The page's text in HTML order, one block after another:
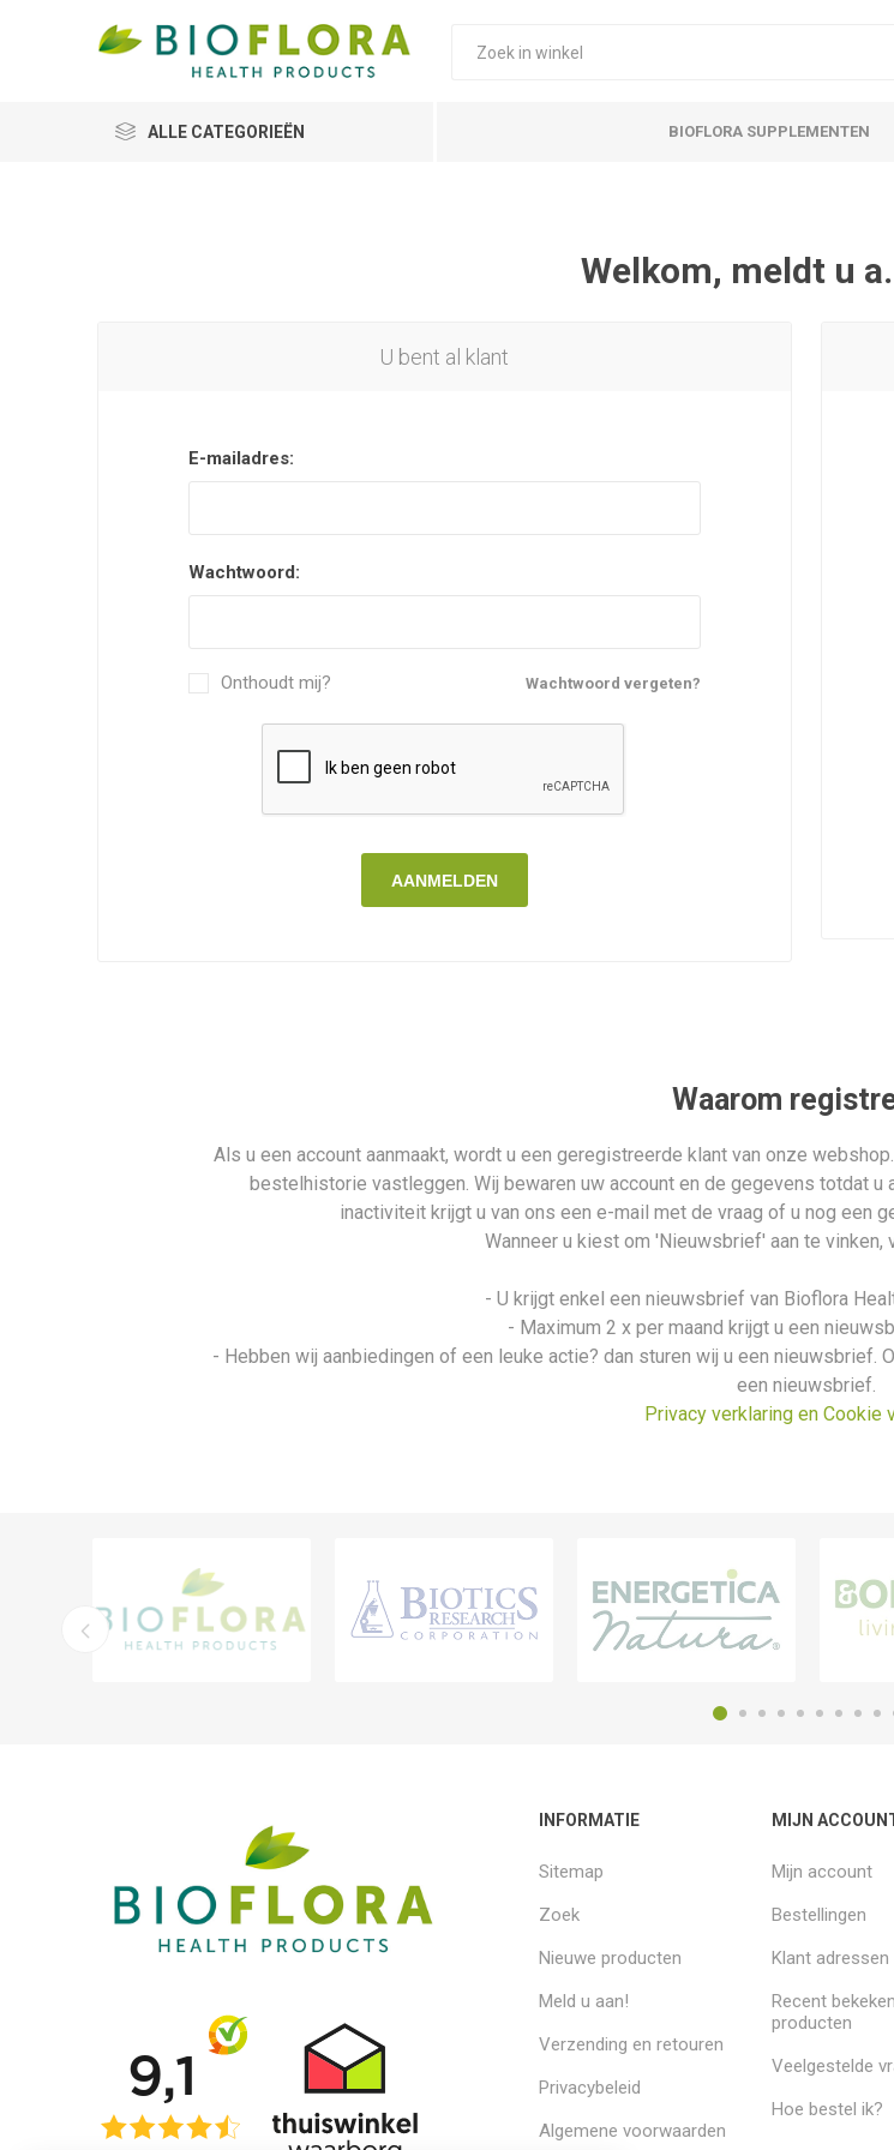
ALLE CATEGORIEËN BIOFLORA SUPPLEMENTEN
Welkom, meldt u
U bent al klant
E-mailadres:
Wachtwoord:
Wachtwoord vergeten?
Onthoudt mij?
AANMELDEN
Waarom
Als u een account aanmaakt, wordt u een geregistreerde klant van onze
bestelhistorie vastleggen. Wij bewaren uw account en de gegevens totdat u
inactiviteit krijgt u van ons een e-mail met de vraag of u nog een
Wanneer u kiest om 'Nieuwsbrief' aan te vinken,
- U krijgt enkel een nieuwsbrief van Bioflora
- Maximum 2 x per maand krijgt u een
- Hebben wij aanbiedingen of een leuke actie? dan sturen wij u een
een nieuwsbrief.
Privacy verklaring en Cookie
INFORMATIE
Sitemap
Zoek
Nieuwe producten
Meld u aan!
Verzending en retouren
Privacybeleid
Algemene voorwaarden
MIJN
Mijn account
Bestellingen
Klant adressen
Recent bekeken
producten
Veelgestelde
Hoe bestel ik?